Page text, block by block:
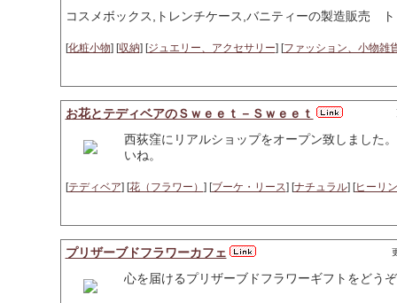
コスメボックス,トレンチケース,バニティーの製造販売
[化粧小物] [収納] [ジュエリー、アクセサリー] [ファッション、小物雑
お花とテディベアのＳｗｅｅｔ－Ｓｗｅｅｔ
西荻窪にリアルショップをオープン致しました
いね。
[テディベア] [花（フラワー） ] [ブーケ・リース] [ナチュラル] [ヒーリ
プリザーブドフラワーカフェ
心を届けるプリザーブドフラワーギフトをどうぞ